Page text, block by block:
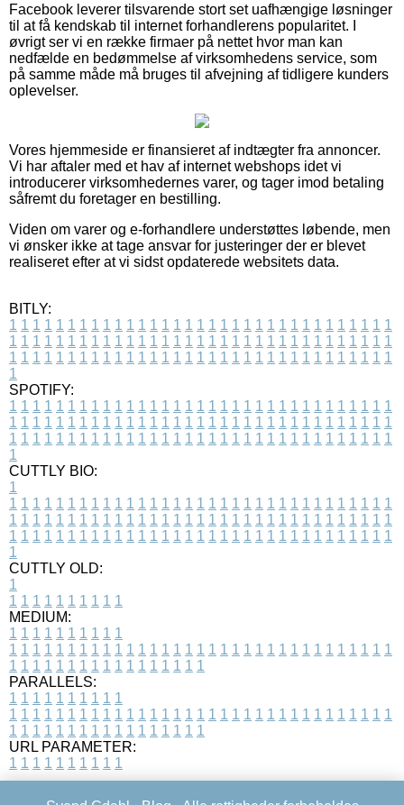
Facebook leverer tilsvarende stort set uafhængige løsninger
til at få kendskab til internet forhandlerens popularitet. I
øvrigt ser vi en række firmaer på nettet hvor man kan
nedfælde en bedømmelse af virksomhedens service, som
på samme måde må bruges til afvejning af tidligere kunders
oplevelser.
Vores hjemmeside er finansieret af indtægter fra annoncer.
Vi har aftaler med et hav af internet webshops idet vi
introducerer virksomhedernes varer, og tager imod betaling
såfremt du foretager en bestilling.
Viden om varer og e-forhandlere understøttes løbende, men
vi ønsker ikke at tage ansvar for justeringer der er blevet
realiseret efter at vi sidst opdaterede websitets data.
BITLY:
1 1 1 1 1 1 1 1 1 1 1 1 1 1 1 1 1 1 1 1 1 1 1 1 1 1 1 1 1 1 1 1 1
1 1 1 1 1 1 1 1 1 1 1 1 1 1 1 1 1 1 1 1 1 1 1 1 1 1 1 1 1 1 1 1 1
1 1 1 1 1 1 1 1 1 1 1 1 1 1 1 1 1 1 1 1 1 1 1 1 1 1 1 1 1 1 1 1 1
1
SPOTIFY:
1 1 1 1 1 1 1 1 1 1 1 1 1 1 1 1 1 1 1 1 1 1 1 1 1 1 1 1 1 1 1 1 1
1 1 1 1 1 1 1 1 1 1 1 1 1 1 1 1 1 1 1 1 1 1 1 1 1 1 1 1 1 1 1 1 1
1 1 1 1 1 1 1 1 1 1 1 1 1 1 1 1 1 1 1 1 1 1 1 1 1 1 1 1 1 1 1 1 1
1
CUTTLY BIO:
1
1 1 1 1 1 1 1 1 1 1 1 1 1 1 1 1 1 1 1 1 1 1 1 1 1 1 1 1 1 1 1 1 1
1 1 1 1 1 1 1 1 1 1 1 1 1 1 1 1 1 1 1 1 1 1 1 1 1 1 1 1 1 1 1 1 1
1 1 1 1 1 1 1 1 1 1 1 1 1 1 1 1 1 1 1 1 1 1 1 1 1 1 1 1 1 1 1 1 1
1
CUTTLY OLD:
1
1 1 1 1 1 1 1 1 1 1
MEDIUM:
1 1 1 1 1 1 1 1 1 1
1 1 1 1 1 1 1 1 1 1 1 1 1 1 1 1 1 1 1 1 1 1 1 1 1 1 1 1 1 1 1 1 1
1 1 1 1 1 1 1 1 1 1 1 1 1 1 1 1 1
PARALLELS:
1 1 1 1 1 1 1 1 1 1
1 1 1 1 1 1 1 1 1 1 1 1 1 1 1 1 1 1 1 1 1 1 1 1 1 1 1 1 1 1 1 1 1
1 1 1 1 1 1 1 1 1 1 1 1 1 1 1 1 1
URL PARAMETER:
1 1 1 1 1 1 1 1 1 1